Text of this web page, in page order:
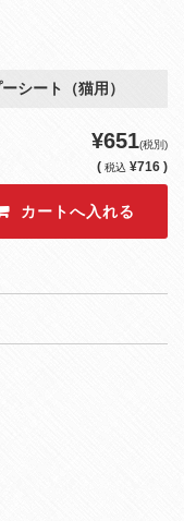
シート（猫用）
¥651(税別)
( 税込 ¥716 )